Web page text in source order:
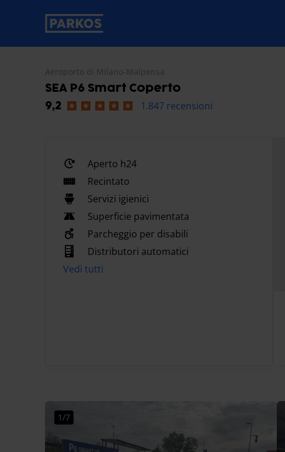
etichetta-navigazione-principale
Aeroporto di Milano-Malpensa
SEA P6 Smart Coperto
9,2
1.847 recensioni
Aperto h24
Recintato
Servizi igienici
Superficie pavimentata
Parcheggio per disabili
Distributori automatici
Vedi tutti
1/7